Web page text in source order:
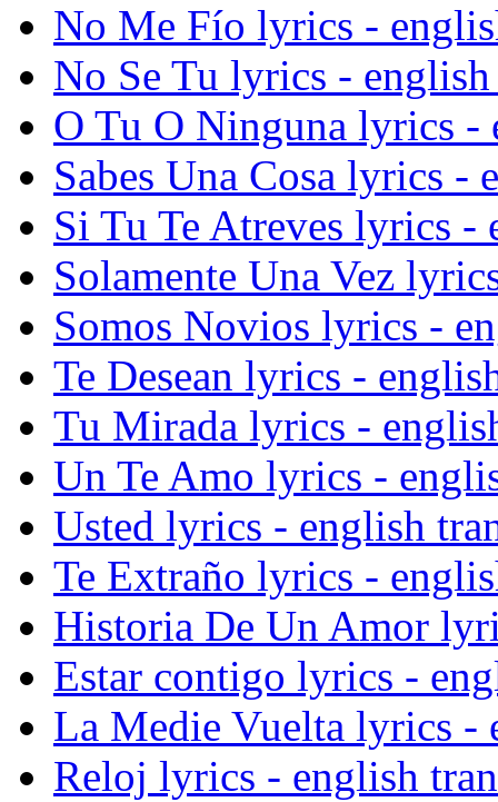
No Me Fío lyrics -
No Se Tu lyrics -
O Tu O Ninguna lyrics -
Sabes Una Cosa lyrics -
Si Tu Te Atreves lyrics -
Solamente Una Vez
Somos Novios lyrics -
Te Desean lyrics -
Tu Mirada lyrics -
Un Te Amo lyrics -
Usted lyrics - english
Te Extraño lyrics -
Historia De Un Amor
Estar contigo lyrics -
La Medie Vuelta lyrics -
Reloj lyrics - english